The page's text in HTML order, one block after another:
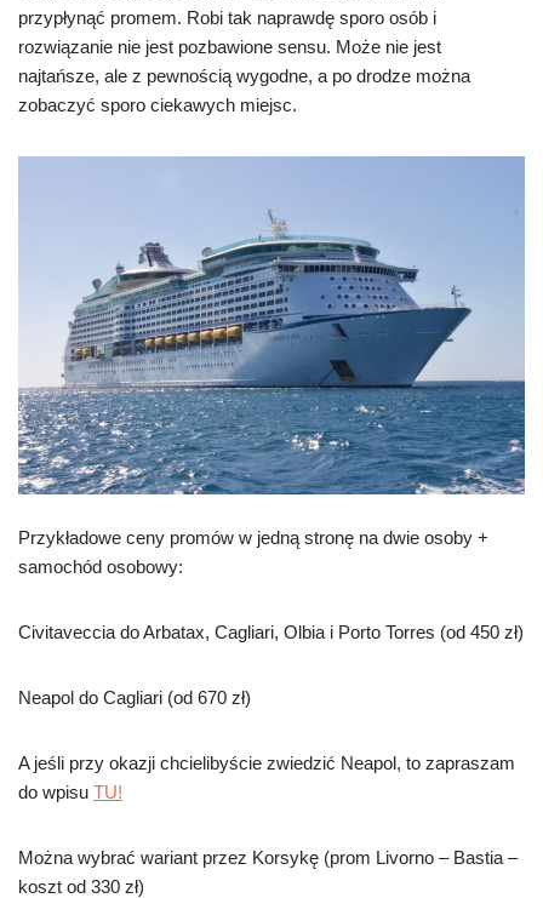
przypłynąć promem. Robi tak naprawdę sporo osób i
rozwiązanie nie jest pozbawione sensu. Może nie jest
najtańsze, ale z pewnością wygodne, a po drodze można
zobaczyć sporo ciekawych miejsc.
Przykładowe ceny promów w jedną stronę na dwie osoby +
samochód osobowy:
Civitaveccia do Arbatax, Cagliari, Olbia i Porto Torres (od 450 zł)
Neapol do Cagliari (od 670 zł)
A jeśli przy okazji chcielibyście zwiedzić Neapol, to zapraszam
do wpisu TU!
Można wybrać wariant przez Korsykę (prom Livorno – Bastia –
koszt od 330 zł)